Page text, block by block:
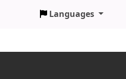
Languages